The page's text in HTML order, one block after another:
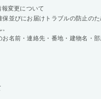
変更について
保並びにお届けトラブルの防止の
お名前・連絡先・番地・建物名・